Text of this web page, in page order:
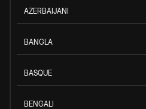
AZERBAIJANI
BANGLA
BASQUE
BENGALI